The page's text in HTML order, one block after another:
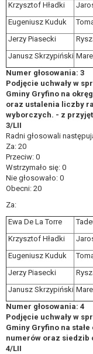
Krzysztof Hładki
Eugeniusz Kuduk
Jerzy Piasecki
Janusz Skrzypiński
Numer głosowania: 3
Podjęcie uchwały w
Gminy Gryfino na
oraz ustalenia liczby
wyborczych. - z
3/LII
Radni głosowali
Za: 20
Przeciw: 0
Wstrzymało się: 0
Nie głosowało: 0
Obecni: 20
Za:
Ewa De La Torre
Krzysztof Hładki
Eugeniusz Kuduk
Jerzy Piasecki
Janusz Skrzypiński
Numer głosowania: 4
Podjęcie uchwały w
Gminy Gryfino na
numerów oraz siedzib
4/LII